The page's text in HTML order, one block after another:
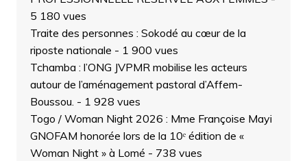
5 180 vues
Traite des personnes : Sokodé au cœur de la
riposte nationale - 1 900 vues
Tchamba : l’ONG JVPMR mobilise les acteurs
autour de l’aménagement pastoral d’Affem-
Boussou. - 1 928 vues
Togo / Woman Night 2026 : Mme Françoise Mayi
GNOFAM honorée lors de la 10ᵉ édition de «
Woman Night » à Lomé - 738 vues